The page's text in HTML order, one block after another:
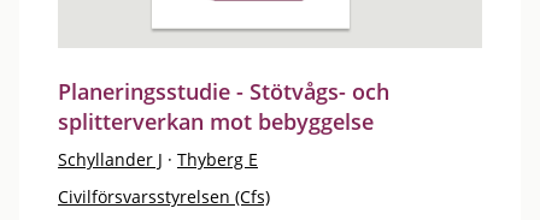
Planeringsstudie - Stötvågs- och
splitterverkan mot bebyggelse
Schyllander J · Thyberg E
Civilförsvarsstyrelsen (Cfs)